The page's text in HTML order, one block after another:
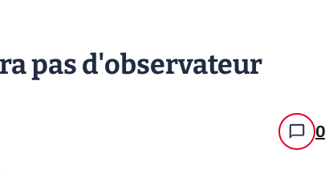
pas d'observateur
0